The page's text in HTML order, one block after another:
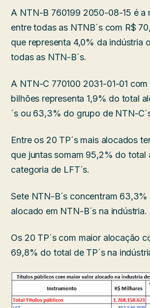
A NTN-B 760199 2050-08-15 é a
entre todas as NTNB´s com R$
que representa 4,0% da indústria
todas as NTN-B´s.
A NTN-C 770100 2031-01-01
bilhões representa 1,9% do total
´s ou 63,3% do grupo de NTN-
Entre os 20 TP´s mais alocados
que juntas somam 95,2% do total
categoria de LFT´s.
Sete NTN-B´s concentram
alocado em NTN-B´s na indústria.
Os 20 TP´s com maior alocação
69,8% do total de TP´s na